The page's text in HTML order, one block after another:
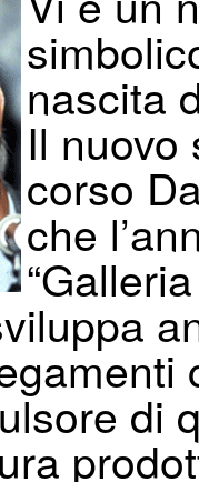
nascita
Il
corso
che
di